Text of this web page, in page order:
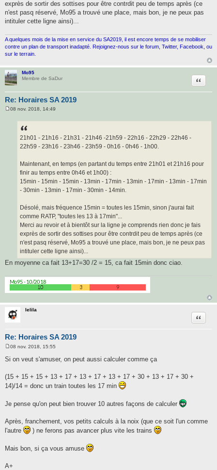
exprès de sortir des sottises pour être contrdit peu de temps après (ce
n'est pasq réservé, Mo95 a trouvé une place, mais bon, je ne peux pas
intituler cette ligne ainsi)...
A quelques mois de la mise en service du SA2019, il est encore temps de se mobiliser
contre un plan de transport inadapté. Rejoignez-nous sur le forum, Twitter, Facebook, ou
sur le terrain.
Mo95
Membre de SaDur
Re: Horaires SA 2019
08 nov. 2018, 14:49
21h01 - 21h16 - 21h31 - 21h46 -21h59 - 22h16 - 22h29 - 22h46 -
22h59 - 23h16 - 23h46 - 23h59 - 0h16 - 0h46 - 1h00.
Maintenant, en temps (en partant du temps entre 21h01 et 21h16 pour
finir au temps entre 0h46 et 1h00) :
15min - 15min - 15min - 13min - 17min - 13min - 17min - 13min - 17min
- 30min - 13min - 17min - 30min - 14min.
Désolé, mais fréquence 15min = toutes les 15min, sinon j'aurai fait
comme RATP, "toutes les 13 à 17min"...
Merci au revoir et à bientôt sur la ligne je comprends rien donc je fais
exprès de sortir des sottises pour être contrdit peu de temps après (ce
n'est pasq réservé, Mo95 a trouvé une place, mais bon, je ne peux pas
intituler cette ligne ainsi)...
En moyenne ca fait 13+17=30 /2 = 15, ca fait 15min donc ciao.
lelila
Re: Horaires SA 2019
a
g
e
08 nov. 2018, 15:55
Si on veut s'amuser, on peut aussi calculer comme ça
(15 + 15 + 15 + 13 + 17 + 13 + 17 + 13 + 17 + 30 + 13 + 17 + 30 +
14)/14 = donc un train toutes les 17 min
Je pense qu'on peut bien trouver 10 autres façons de calculer
Après, franchement, vos petits calculs à la noix (que ce soit l'un comme
l'autre
) ne ferons pas avancer plus vite les trains
Mais bon, si ça vous amuse
A+